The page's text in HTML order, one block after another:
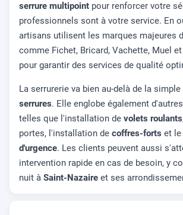
serrure multipoint pour renforcer votre
professionnels sont à votre service. En
artisans utilisent les marques majeures
comme Fichet, Bricard, Vachette, Muel
pour garantir des services de qualité
La serrurerie va bien au-delà de la simple
serrures. Elle englobe également
telles que l'installation de volets roulants
portes, l'installation de coffres-forts et le
d'urgence. Les clients peuvent aussi
intervention rapide en cas de besoin, y
nuit à Saint-Nazaire et ses